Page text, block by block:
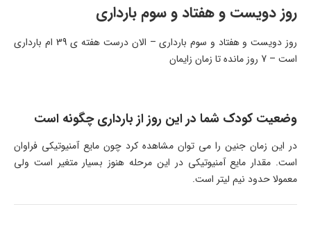
روز دویست و هفتاد و سوم بارداری
روز دویست و هفتاد و سوم بارداری – الان درست هفته ی 39 ام بارداری
است – 7 روز مانده تا زمان زایمان
وضعیت کودک شما در این روز از بارداری چگونه است
در این زمان جنین را می توان مشاهده کرد چون مایع آمنیوتیکی فراوان
است. مقدار مایع آمنیوتیکی در این مرحله هنوز بسیار متغیر است ولی
معمولا حدود نیم لیتر است.